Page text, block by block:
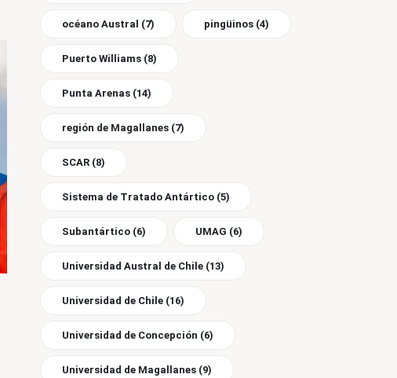
océano Austral (7) pingüinos (4)
Puerto Williams (8)
Punta Arenas (14)
región de Magallanes (7)
SCAR (8)
Sistema de Tratado Antártico (5)
Subantártico (6) UMAG (6)
Universidad Austral de Chile (13)
Universidad de Chile (16)
Universidad de Concepción (6)
Universidad de Magallanes (9)